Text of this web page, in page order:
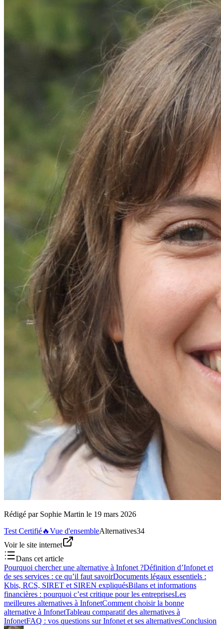
Rédigé par Sophie Martin le 19 mars 2026
Test Certifié🔥Vue d'ensembleAlternatives34
Voir le site internet
Dans cet article
Pourquoi chercher une alternative à Infonet ?Définition d’Infonet et
de ses services : ce qu’il faut savoirDocuments légaux essentiels :
Kbis, RCS, SIRET et SIREN expliquésBilans et informations
financières : pourquoi c’est critique pour les entreprisesLes
meilleures alternatives à InfonetComment choisir la bonne
alternative à InfonetTableau comparatif des alternatives à
InfonetFAQ : vos questions sur Infonet et ses alternativesConclusion